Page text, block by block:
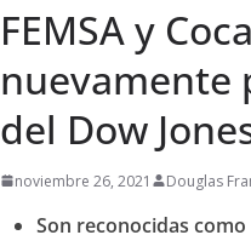
FEMSA y
nuevamente
del Dow
noviembre 26, 2021 Douglas
Son reconocidas
agosto